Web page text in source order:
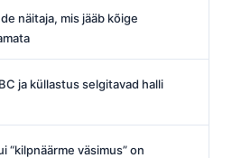
näitaja, mis jääb kõige
ja küllastus selgitavad halli
“kilpnäärme väsimus” on